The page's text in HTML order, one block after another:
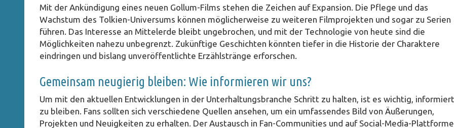
Mit der Ankündigung eines neuen Gollum-Films stehen die Zeichen auf Expansion. Die Pflege und das
Wachstum des Tolkien-Universums können möglicherweise zu weiteren Filmprojekten und sogar zu Serien
führen. Das Interesse an Mittelerde bleibt ungebrochen, und mit der Technologie von heute sind die
Möglichkeiten nahezu unbegrenzt. Zukünftige Geschichten könnten tiefer in die Historie der Charaktere
eindringen und bislang unveröffentlichte Erzählstränge erforschen.
Gemeinsam neugierig bleiben: Wie informieren wir uns?
Um mit den aktuellen Entwicklungen in der Unterhaltungsbranche Schritt zu halten, ist es wichtig, informiert
zu bleiben. Fans sollten sich verschiedene Quellen ansehen, um ein umfassendes Bild von Äußerungen,
Projekten und Neuigkeiten zu erhalten. Der Austausch in Fan-Communities und auf Social-Media-